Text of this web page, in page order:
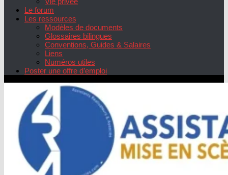
Le forum
Les ressources
Modèles de documents
Glossaires bilingues
Conventions, Guides & Salaires
Liens
Numéros utiles
Poster une offre d’emploi